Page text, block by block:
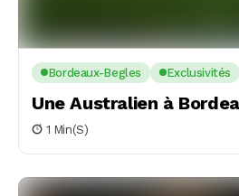
Bordeaux-Begles Exclusivités
Une Australien à
1 Min(s)